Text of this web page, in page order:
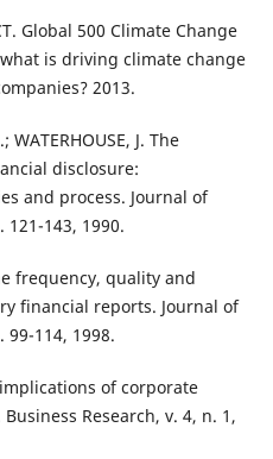
Global 500 Climate Change
is driving climate change
2013.
WATERHOUSE, J. The
disclosure:
and process. Journal of
121-143, 1990.
frequency, quality and
financial reports. Journal of
99-114, 1998.
of corporate
Research, v. 4, n. 1,